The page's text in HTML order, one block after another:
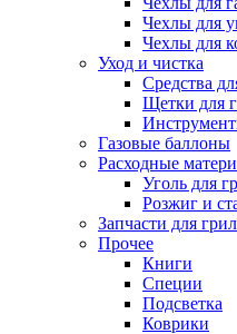
Чехлы для
Чехлы для
Уход и чистка
Средства
Щетки для
Газовые баллоны
Расходные
Уголь для
Розжиг и
Запчасти для
Прочее
Книги
Специи
Подсветка
Коврики